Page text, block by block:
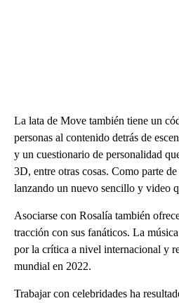
La lata de Move también tiene un
personas al contenido detrás de
y un cuestionario de personalidad
3D, entre otras cosas. Como parte
lanzando un nuevo sencillo y video
Asociarse con Rosalía también
tracción con sus fanáticos. La
por la crítica a nivel internacional y
mundial en 2022.
Trabajar con celebridades ha